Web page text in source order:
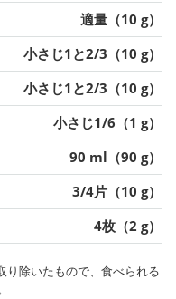
適量（10 g）
小さじ1と2/3（10 g）
小さじ1と2/3（10 g）
小さじ1/6（1 g）
90 ml（90 g）
3/4片（10 g）
4枚（2 g）
り除いたもので、食べられる